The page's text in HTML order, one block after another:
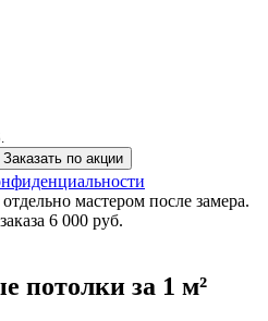
Заказать по акции
мастером после замера.
6 000 руб.
потолки за 1 м²